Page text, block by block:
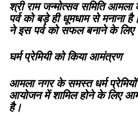
श्री राम जन्मोत्सव समिति आमला
पर्व को बड़े ही धूमधाम से मनाना
ने इस पर्व को सफल बनाने के
घर्म प्रेमियी को किया आमंत्रण
आमला नगर के समस्त धर्म प्रेमियों
आयोजन में शामिल होने के लिए
है।